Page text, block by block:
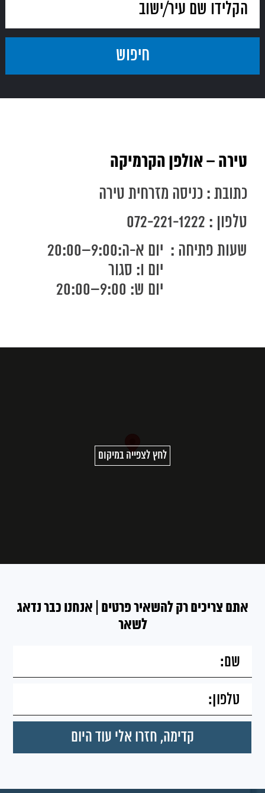
טירה – אולפן הקרמיקה
כתובת : כניסה מזרחית טירה
טלפון : 072-221-1222
שעות פתיחה : יום א-ה:9:00–20:00
יום ו: סגור
יום ש: 9:00–20:00
לחץ לצפייה במיקום
אתם צריכים רק להשאיר פרטים | אנחנו כבר נדאג
לשאר